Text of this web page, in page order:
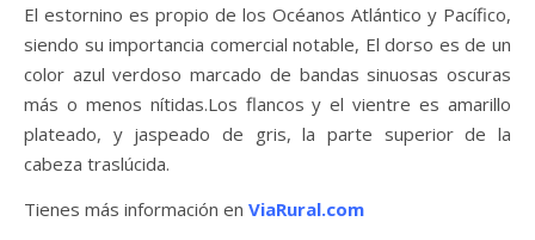
El estornino es propio de los Océanos Atlántico y Pacífico,
siendo su importancia comercial notable, El dorso es de un
color azul verdoso marcado de bandas sinuosas oscuras
más o menos nítidas.Los flancos y el vientre es amarillo
plateado, y jaspeado de gris, la parte superior de la
cabeza traslúcida.
Tienes más información en ViaRural.com